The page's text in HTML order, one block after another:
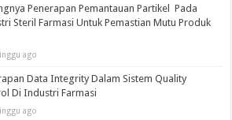
Penerapan Pemantauan Partikel Pada
Steril Farmasi Untuk Pemastian Mutu Produk
ago
Data Integrity Dalam Sistem Quality
Di Industri Farmasi
ago